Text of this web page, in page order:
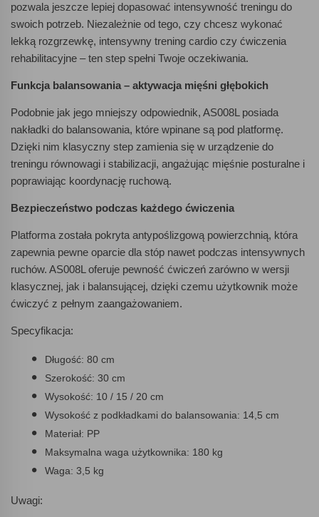
pozwala jeszcze lepiej dopasować intensywność treningu do
swoich potrzeb. Niezależnie od tego, czy chcesz wykonać
lekką rozgrzewkę, intensywny trening cardio czy ćwiczenia
rehabilitacyjne – ten step spełni Twoje oczekiwania.
Funkcja balansowania – aktywacja mięśni głębokich
Podobnie jak jego mniejszy odpowiednik, AS008L posiada
nakładki do balansowania, które wpinane są pod platformę.
Dzięki nim klasyczny step zamienia się w urządzenie do
treningu równowagi i stabilizacji, angażując mięśnie posturalne i
poprawiając koordynację ruchową.
Bezpieczeństwo podczas każdego ćwiczenia
Platforma została pokryta antypoślizgową powierzchnią, która
zapewnia pewne oparcie dla stóp nawet podczas intensywnych
ruchów. AS008L oferuje pewność ćwiczeń zarówno w wersji
klasycznej, jak i balansującej, dzięki czemu użytkownik może
ćwiczyć z pełnym zaangażowaniem.
Specyfikacja:
Długość: 80 cm
Szerokość: 30 cm
Wysokość: 10 / 15 / 20 cm
Wysokość z podkładkami do balansowania: 14,5 cm
Materiał: PP
Maksymalna waga użytkownika: 180 kg
Waga: 3,5 kg
Uwagi: